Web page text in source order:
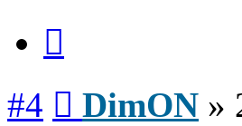
#4 DimON »